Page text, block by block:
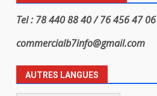
Tel : 78 440 88 40 / 76 456 47 06
commercialb7info@gmail.com
AUTRES LANGUES